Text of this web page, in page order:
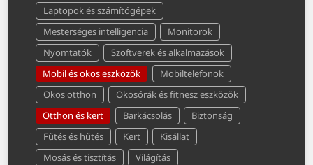
Laptopok és számítógépek
Mesterséges intelligencia
Monitorok
Nyomtatók
Szoftverek és alkalmazások
Mobil és okos eszközök
Mobiltelefonok
Okos otthon
Okosórák és fitnesz eszközök
Otthon és kert
Barkácsolás
Biztonság
Fűtés és hűtés
Kert
Kisállat
Mosás és tisztítás
Világítás